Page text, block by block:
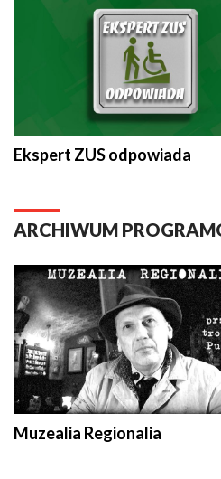
Ekspert ZUS odpowiada
ARCHIWUM
Muzealia Regionalia